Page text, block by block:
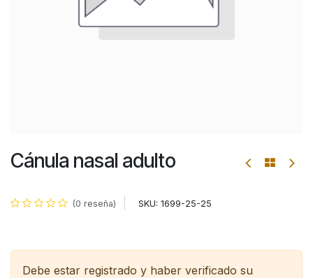
Cánula nasal adulto
(0 reseña) SKU: 1699-25-25
Debe estar registrado y haber verificado su